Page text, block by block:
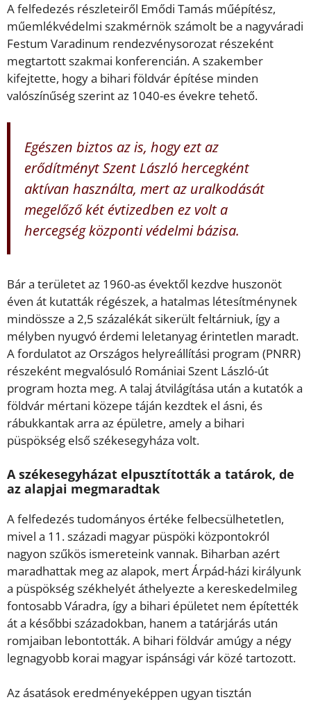
A felfedezés részleteiről Emődi Tamás műépítész,
műemlékvédelmi szakmérnök számolt be a nagyváradi
Festum Varadinum rendezvénysorozat részeként
megtartott szakmai konferencián. A szakember
kifejtette, hogy a bihari földvár építése minden
valószínűség szerint az 1040-es évekre tehető.
Egészen biztos az is, hogy ezt az
erődítményt Szent László hercegként
aktívan használta, mert az uralkodását
megelőző két évtizedben ez volt a
hercegség központi védelmi bázisa.
Bár a területet az 1960-as évektől kezdve huszonöt
éven át kutatták régészek, a hatalmas létesítménynek
mindössze a 2,5 százalékát sikerült feltárniuk, így a
mélyben nyugvó érdemi leletanyag érintetlen maradt.
A fordulatot az Országos helyreállítási program (PNRR)
részeként megvalósuló Romániai Szent László-út
program hozta meg. A talaj átvilágítása után a kutatók a
földvár mértani közepe táján kezdtek el ásni, és
rábukkantak arra az épületre, amely a bihari
püspökség első székesegyháza volt.
A székesegyházat elpusztították a tatárok, de
az alapjai megmaradtak
A felfedezés tudományos értéke felbecsülhetetlen,
mivel a 11. századi magyar püspöki központokról
nagyon szűkös ismereteink vannak. Biharban azért
maradhattak meg az alapok, mert Árpád-házi királyunk
a püspökség székhelyét áthelyezte a kereskedelmileg
fontosabb Váradra, így a bihari épületet nem építették
át a későbbi századokban, hanem a tatárjárás után
romjaiban lebontották. A bihari földvár amúgy a négy
legnagyobb korai magyar ispánsági vár közé tartozott.
Az ásatások eredményeképpen ugyan tisztán